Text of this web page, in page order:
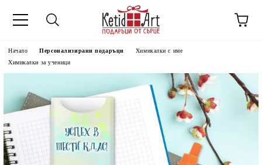
Начало Персонализирани подаръци
Химикалки с име
Химикалки за ученици